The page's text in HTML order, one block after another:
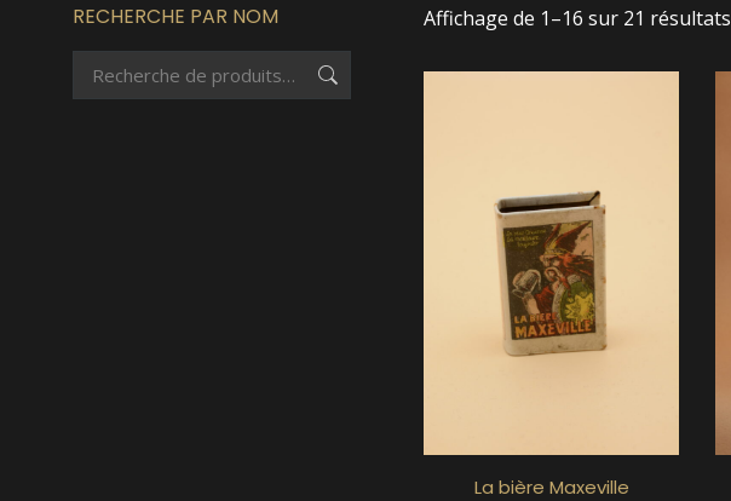
Affichage de 1–16 sur 21 résultats
La bière Maxeville
RECHERCHE PAR NOM